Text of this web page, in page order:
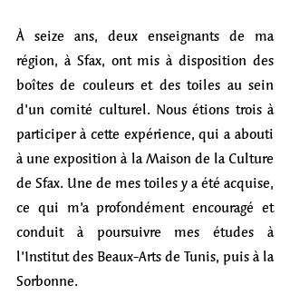
À seize ans, deux enseignants de ma
région, à Sfax, ont mis à disposition des
boîtes de couleurs et des toiles au sein
d’un comité culturel. Nous étions trois à
participer à cette expérience, qui a abouti
à une exposition à la Maison de la Culture
de Sfax. Une de mes toiles y a été acquise,
ce qui m’a profondément encouragé et
conduit à poursuivre mes études à
l’Institut des Beaux-Arts de Tunis, puis à la
Sorbonne.